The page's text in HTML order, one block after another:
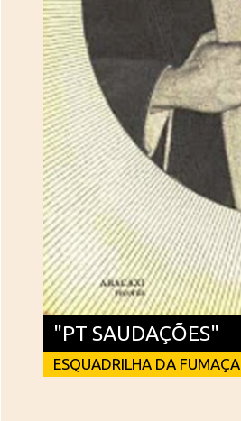
"PT SAUDAÇÕES"
ESQUADRILHA DA FUMAÇA